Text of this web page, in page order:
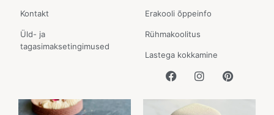
Kontakt
Üld- ja
tagasimaksetingimused
Erakooli õppeinfo
Rühmakoolitus
Lastega kokkamine